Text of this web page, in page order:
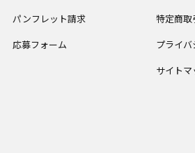
パンフレット請求
応募フォーム
特定商
プライ
サイトマ